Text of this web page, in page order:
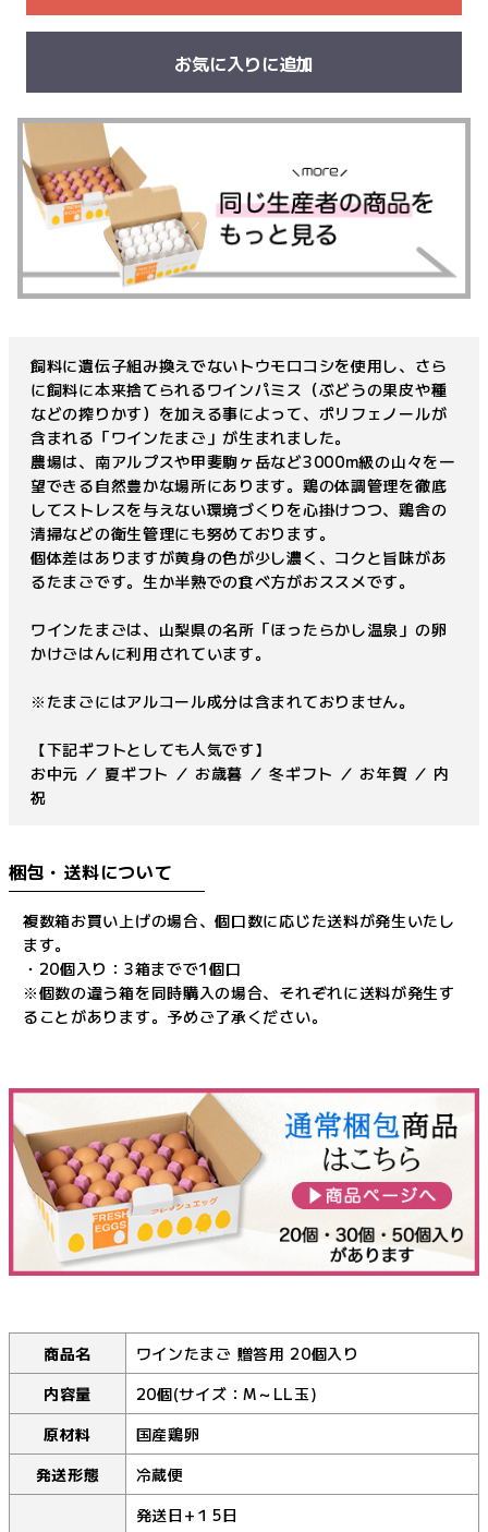
お気に入りに追加
飼料に遺伝子組み換えでないトウモロコシを使用し、さら
に飼料に本来捨てられるワインパミス（ぶどうの果皮や種
などの搾りかす）を加える事によって、ポリフェノールが
含まれる「ワインたまご」が生まれました。
農場は、南アルプスや甲斐駒ヶ岳など3000m級の山々を一
望できる自然豊かな場所にあります。鶏の体調管理を徹底
してストレスを与えない環境づくりを心掛けつつ、鶏舎の
清掃などの衛生管理にも努めております。
個体差はありますが黄身の色が少し濃く、コクと旨味があ
るたまごです。生か半熟での食べ方がおススメです。
ワインたまごは、山梨県の名所「ほったらかし温泉」の卵
かけごはんに利用されています。
※たまごにはアルコール成分は含まれておりません。
【下記ギフトとしても人気です】
お中元 ／ 夏ギフト ／ お歳暮 ／ 冬ギフト ／ お年賀 ／ 内
祝
梱包・送料について
複数箱お買い上げの場合、個口数に応じた送料が発生いたし
ます。
・20個入り：3箱までで1個口
※個数の違う箱を同時購入の場合、それぞれに送料が発生す
ることがあります。予めご了承ください。
商品名
ワインたまご 贈答用 20個入り
内容量
20個(サイズ：M～LL玉)
原材料
国産鶏卵
発送形態
冷蔵便
発送日+１5日